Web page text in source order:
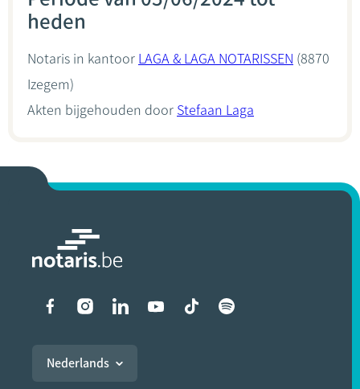
heden
Notaris in kantoor LAGA & LAGA NOTARISSEN (8870
Izegem)
Akten bijgehouden door Stefaan Laga
Liens vers les réseaux
Nederlands